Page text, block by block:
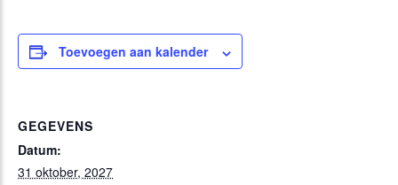
Toevoegen aan kalender
GEGEVENS
Datum:
31 oktober, 2027